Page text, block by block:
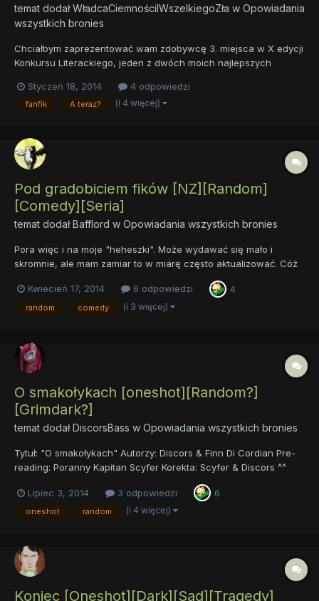
temat dodałWładcaCiemnościIWszelkiegoZła w Opowiadania
wszystkich bronies
Chciałbym zaprezentować wam zdobywcę 3. miejsca w X edycji
Konkursu Literackiego, jeden z dwóch moich najlepszych
tylko moje odczucie), poddane lekkiej (własnoręcznej) korekcie
wizualnej opowiadanie: A teraz? Pewna dwójka młodych kucy
Styczeń 18, 2014 4 odpowiedzi
fanfik A teraz? (i 4 więcej)
Pod gradobiciem fików [NZ][Random]
[Comedy][Seria]
temat dodałBafflord w Opowiadania wszystkich bronies
Pora więc i na moje "heheszki". Może wydawać się mało i
skromnie, ale mam zamiar to w miarę często aktualizować. Cóż
Kwiecień 17, 2014
6 odpowiedzi 4
random comedy (i 3 więcej)
O smakołykach [oneshot][Random?]
[Grimdark?]
temat dodałDiscorsBass w Opowiadania wszystkich bronies
Tytuł: "O smakołykach" Autorzy: Discors & Finn Di Cordian Pre-
reading: Poranny Kapitan Scyfer Korekta: Scyfer & Discors ^^
opowiadaniem: https://www.youtube.com/watch?v=tejkhFyjoGE
Link do utworu, który jest opowiadaniem: https://docs...
Lipiec 3, 2014 3 odpowiedzi 6
oneshot random (i 4 więcej)
Koniec [Oneshot][Dark][Sad][Tragedy]